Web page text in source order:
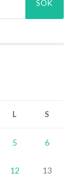
L S
5 6
12 13